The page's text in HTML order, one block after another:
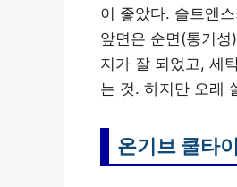
이 좋았다. 솔트앤
앞면은 순면(통기
지가 잘 되었고, 세
는 것. 하지만 오래
온기브 쿨타